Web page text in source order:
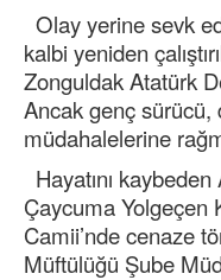
Olay yerine sevk
kalbi yeniden
Zonguldak Atatürk
Ancak genç sürücü,
müdahalelerine
Hayatını
Çaycuma Yolgeçen
Camii’nde cenaze
Müftülüğü Şube